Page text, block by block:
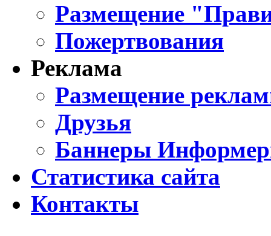
Размещение
Пожертвования
Реклама
Размещение
Друзья
Баннеры
Статистика сайта
Контакты